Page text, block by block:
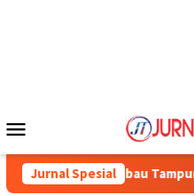
Mobile
Jurnal Spesial
Diimbau Tampung Air